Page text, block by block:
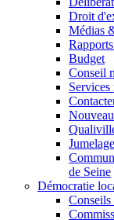
Droit
Médias
Budget
Conseil
Jumelage
de Seine
Démocratie
Conseils